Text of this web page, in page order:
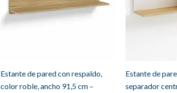
Estante de pared con respaldo,
color roble, ancho 91,5 cm –
Estante de
separador